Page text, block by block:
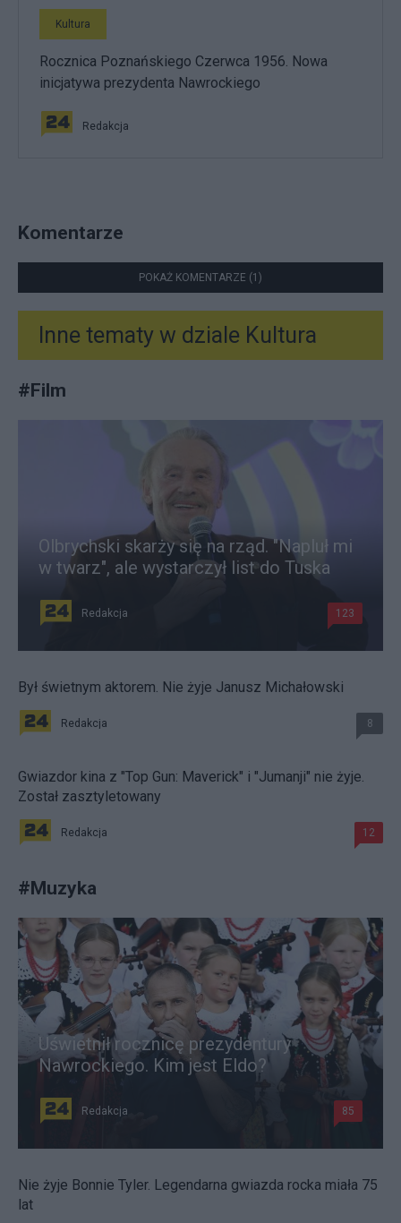
Kultura
Rocznica Poznańskiego Czerwca 1956. Nowa
inicjatywa prezydenta Nawrockiego
Redakcja
Komentarze
POKAŻ KOMENTARZE (1)
Inne tematy w dziale Kultura
#Film
Olbrychski skarży się na rząd. "Napluł mi
w twarz", ale wystarczył list do Tuska
Redakcja 123
Był świetnym aktorem. Nie żyje Janusz Michałowski
Redakcja 8
Gwiazdor kina z "Top Gun: Maverick" i "Jumanji" nie żyje.
Został zasztyletowany
Redakcja 12
#Muzyka
Uświetnił rocznicę prezydentury
Nawrockiego. Kim jest Eldo?
Redakcja 85
Nie żyje Bonnie Tyler. Legendarna gwiazda rocka miała 75
lat